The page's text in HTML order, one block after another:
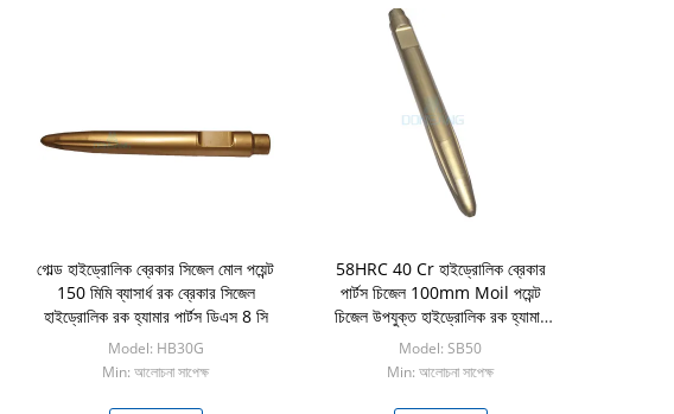
গোল্ড হাইড্রোলিক ব্রেকার সিজেল মোল পয়েন্ট
150 মিমি ব্যাসার্ধ রক ব্রেকার সিজেল
হাইড্রোলিক রক হ্যামার পার্টস ডিএস 8 সি
Model: HB30G
Min: আলোচনা সাপেক্ষ
58HRC 40 Cr হাইড্রোলিক ব্রেকার
পার্টস চিজেল 100mm Moil পয়েন্ট
চিজেল উপযুক্ত হাইড্রোলিক রক হ্যামার
DS8C
Model: SB50
Min: আলোচনা সাপেক্ষ